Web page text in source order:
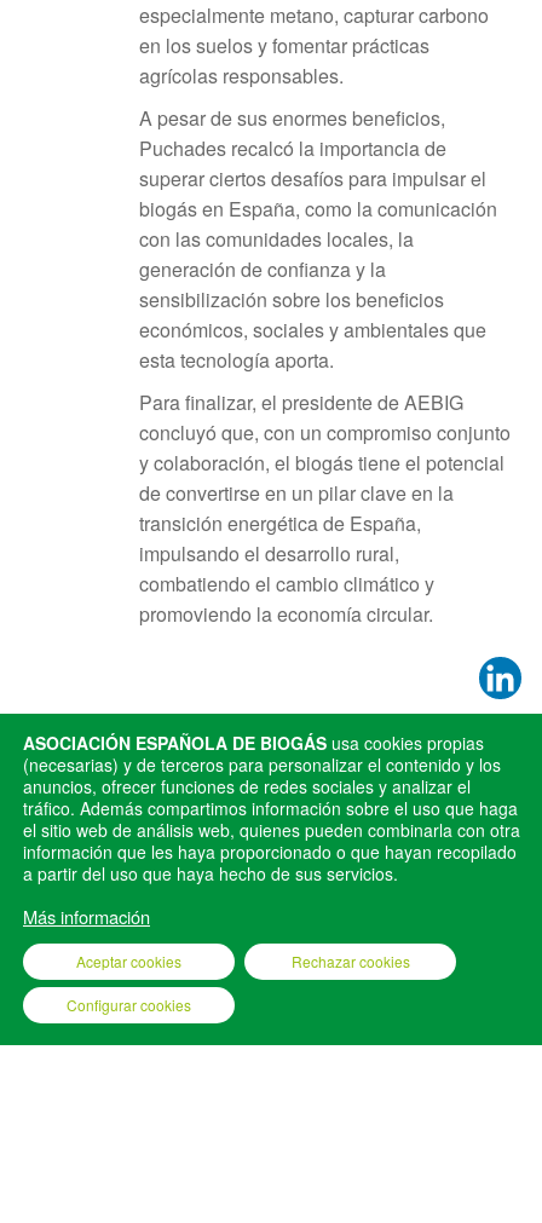
especialmente metano, capturar carbono
en los suelos y fomentar prácticas
agrícolas responsables.
A pesar de sus enormes beneficios,
Puchades recalcó la importancia de
superar ciertos desafíos para impulsar el
biogás en España, como la comunicación
con las comunidades locales, la
generación de confianza y la
sensibilización sobre los beneficios
económicos, sociales y ambientales que
esta tecnología aporta.
Para finalizar, el presidente de AEBIG
concluyó que, con un compromiso conjunto
y colaboración, el biogás tiene el potencial
de convertirse en un pilar clave en la
transición energética de España,
impulsando el desarrollo rural,
combatiendo el cambio climático y
promoviendo la economía circular.
Publicado en Noticias
ANTERIOR
Premio ‘Fomenta la
Bioenergía 2024’ a Francisco
Repullo por su contribución al
sector de los gases renovables
SIGUIENTE
David Fernández resalta
oportunidades y desafíos del
sector en el Congreso sobre el
ASOCIACIÓN ESPAÑOLA DE BIOGÁS usa cookies propias
(necesarias) y de terceros para personalizar el contenido y los
anuncios, ofrecer funciones de redes sociales y analizar el
tráfico. Además compartimos información sobre el uso que haga
el sitio web de análisis web, quienes pueden combinarla con otra
información que les haya proporcionado o que hayan recopilado
a partir del uso que haya hecho de sus servicios.
Más información
Aceptar cookies Rechazar cookies
Configurar cookies